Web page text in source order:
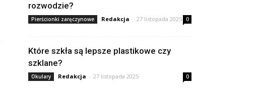
rozwodzie?
Pierścionki zaręczynowe Redakcja - 27 listopada 2025 0
Które szkła są lepsze plastikowe czy
szklane?
Okulary Redakcja - 27 listopada 2025 0